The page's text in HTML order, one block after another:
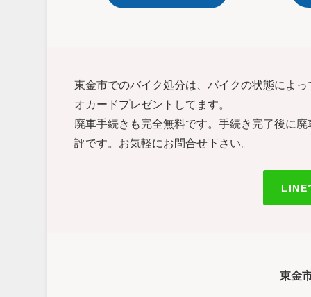
東金市でのバイク処分は、バイクの状態によ
オカードプレゼントしてます。
廃車手続きも完全無料です。手続き完了後に
評です。お気軽にお問合せ下さい。
LINE
東金